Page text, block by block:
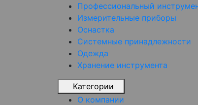
Профессиональный
Измерительные приборы
Оснастка
Системные принадлежности
Одежда
Хранение инструмента
Категории
О компании